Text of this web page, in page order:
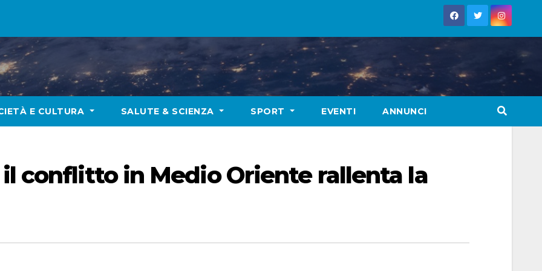
E CULTURA SALUTE & SCIENZA SPORT EVENTI ANNUNCI
il conflitto in Medio Oriente rallenta la